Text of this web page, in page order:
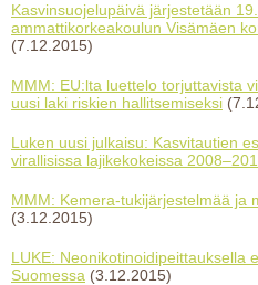
Kasvinsuojelupäivä järjestetään
ammattikorkeakoulun Visämäen
(7.12.2015)
MMM: EU:lta luettelo torjuttavista
uusi laki riskien hallitsemiseksi
Luken uusi julkaisu: Kasvitautien
virallisissa lajikekokeissa
MMM: Kemera-tukijärjestelmää ja
(3.12.2015)
LUKE: Neonikotinoidipeittauksella
Suomessa (3.12.2015)